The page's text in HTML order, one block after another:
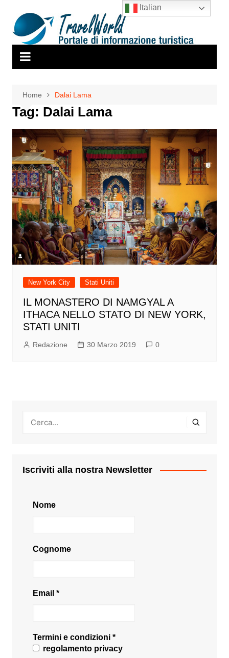
contenuto
Home Dalai Lama
Tag: Dalai Lama
New York City Stati Uniti
IL MONASTERO DI NAMGYAL A
ITHACA NELLO STATO DI NEW YORK,
STATI UNITI
Redazione 30 Marzo 2019 0
Iscriviti alla nostra Newsletter
Nome
Cognome
Email *
Termini e condizioni *
regolamento privacy
Italian